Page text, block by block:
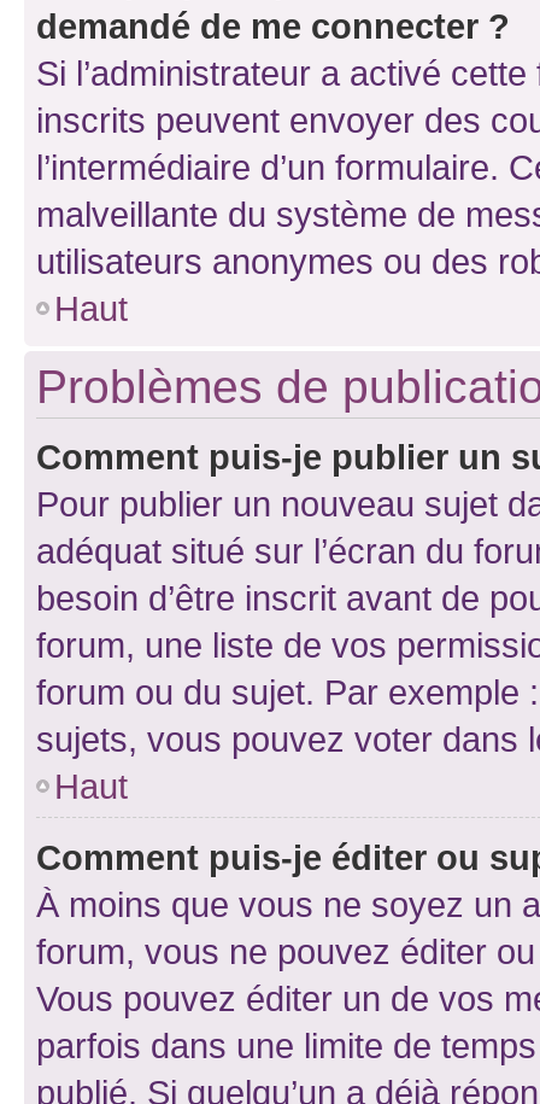
demandé de me connecter ?
Si l’administrateur a activé
inscrits peuvent envoyer des
l’intermédiaire d’un formulaire.
malveillante du système de
utilisateurs anonymes ou des
Haut
Problèmes de
Comment puis-je publier un
Pour publier un nouveau sujet
adéquat situé sur l’écran du
besoin d’être inscrit avant de
forum, une liste de vos
forum ou du sujet. Par exemple
sujets, vous pouvez voter dans
Haut
Comment puis-je éditer ou
À moins que vous ne soyez un
forum, vous ne pouvez éditer
Vous pouvez éditer un de vos
parfois dans une limite de
publié. Si quelqu’un a déjà